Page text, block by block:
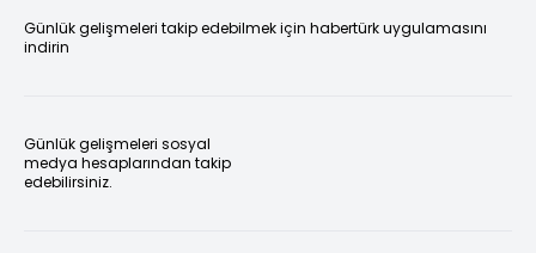
Günlük gelişmeleri takip edebilmek için habertürk uygulamasını
indirin
Günlük gelişmeleri sosyal
medya hesaplarından takip
edebilirsiniz.